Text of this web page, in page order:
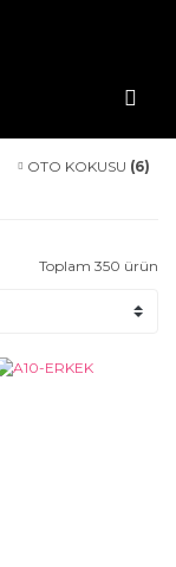
OTO KOKUSU (6)
Toplam 350 ürün